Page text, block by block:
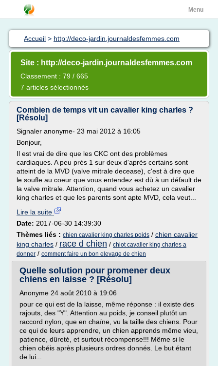
Menu
Accueil > http://deco-jardin.journaldesfemmes.com
Site : http://deco-jardin.journaldesfemmes.com
Classement : 79 / 665
7 articles sélectionnés
Combien de temps vit un cavalier king charles ?
[Résolu]
Signaler anonyme- 23 mai 2012 à 16:05
Bonjour,
Il est vrai de dire que les CKC ont des problèmes
cardiaques. A peu près 1 sur deux d'après certains sont
atteint de la MVD (valve mitrale decease), c'est à dire que
le soufle au coeur que vous entendez est dù à un défault de
la valve mitrale. Attention, quand vous achetez un cavalier
king charles et que les parents sont apte MVD, cela veut...
Lire la suite
Date: 2017-06-30 14:39:30
Thèmes liés : chien cavalier king charles poids / chien cavalier
king charles / race d chien / chiot cavalier king charles a
donner / comment faire un bon elevage de chien
Quelle solution pour promener deux
chiens en laisse ? [Résolu]
Anonyme 24 août 2010 à 19:06
pour ce qui est de la laisse, même réponse : il existe des
rajouts, des "Y". Attention au poids, je conseil plutôt un
raccord nylon, que en chaïne, vu la taille des chiens. Pour
ce qui de leurs apprendre, un chien apprends même vieu,
patience, dûreté, et surtout récompense!!! Même si le
chien obéis après plusieurs ordres donnés. Le but étant
de lui...